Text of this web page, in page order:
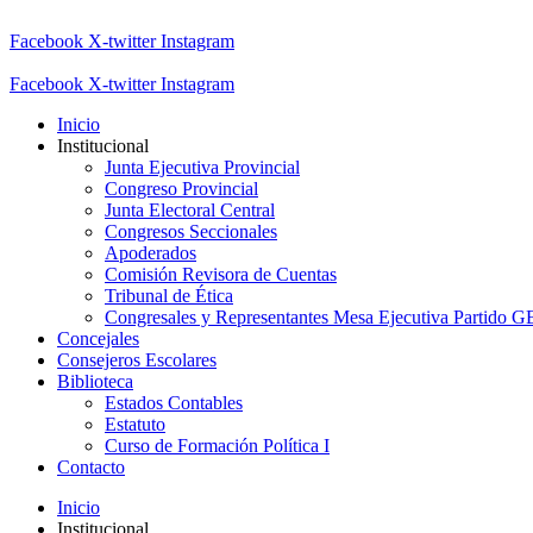
Facebook X-twitter Instagram
Facebook X-twitter Instagram
Inicio
Institucional
Junta Ejecutiva Provincial
Congreso Provincial
Junta Electoral Central
Congresos Seccionales
Apoderados
Comisión Revisora de Cuentas
Tribunal de Ética
Congresales y Representantes Mesa Ejecutiva Partido
Concejales
Consejeros Escolares
Biblioteca
Estados Contables
Estatuto
Curso de Formación Política I
Contacto
Inicio
Institucional